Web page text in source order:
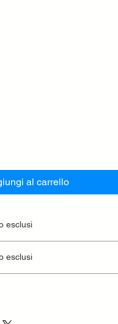
al carrello
esclusi
esclusi